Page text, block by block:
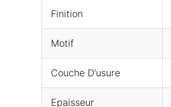
Finition
Motif
Couche D'usure
Epaisseur